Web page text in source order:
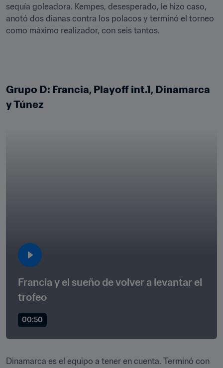
sequía goleadora. Kempes, desesperado, le hizo caso,
anotó dos dianas contra los polacos y terminó el torneo
como máximo realizador, con seis tantos.
Grupo D: Francia, Playoff int.1, Dinamarca
y Túnez
Francia y el sueño de volver a levantar el
trofeo
00:50
Dinamarca es el equipo a tener en cuenta. Terminó con